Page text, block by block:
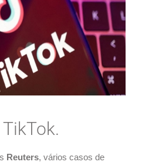
Reuters, vários casos de